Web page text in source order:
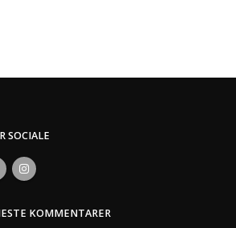
SOCIALE
KOMMENTARER